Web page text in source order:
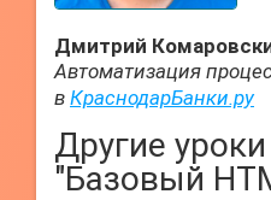
Дмитрий
Автоматизация
в КраснодарБанки.ру
Другие
"Базовый